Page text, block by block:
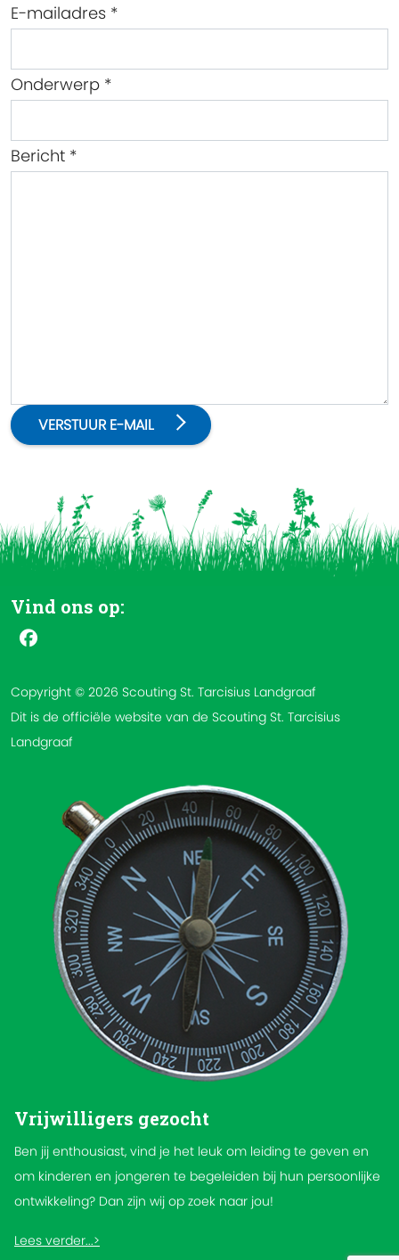
E-mailadres *
Onderwerp *
Bericht *
Captcha*
VERSTUUR E-MAIL
Vind ons op:
Copyright © 2026 Scouting St. Tarcisius Landgraaf
Dit is de officiële website van de Scouting St. Tarcisius
Landgraaf
Vrijwilligers gezocht
Ben jij enthousiast, vind je het leuk om leiding te geven en
om kinderen en jongeren te begeleiden bij hun persoonlijke
ontwikkeling? Dan zijn wij op zoek naar jou!
Lees verder...>